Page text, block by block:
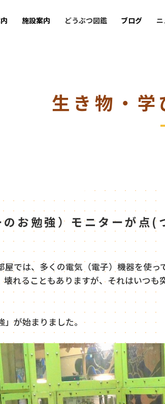
施設案内 どうぶつ図鑑 ブログ
生き物・
のお勉強）モニターが点(
では、多くの電気（電子）機器を使っ
壊れることもありますが、それはいつも
が始まりました。